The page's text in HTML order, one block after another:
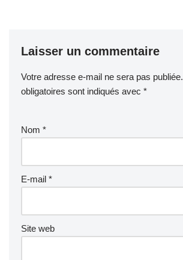
Laisser un commentaire
Votre adresse e-mail ne sera pas publiée.
obligatoires sont indiqués avec *
Nom *
E-mail *
Site web